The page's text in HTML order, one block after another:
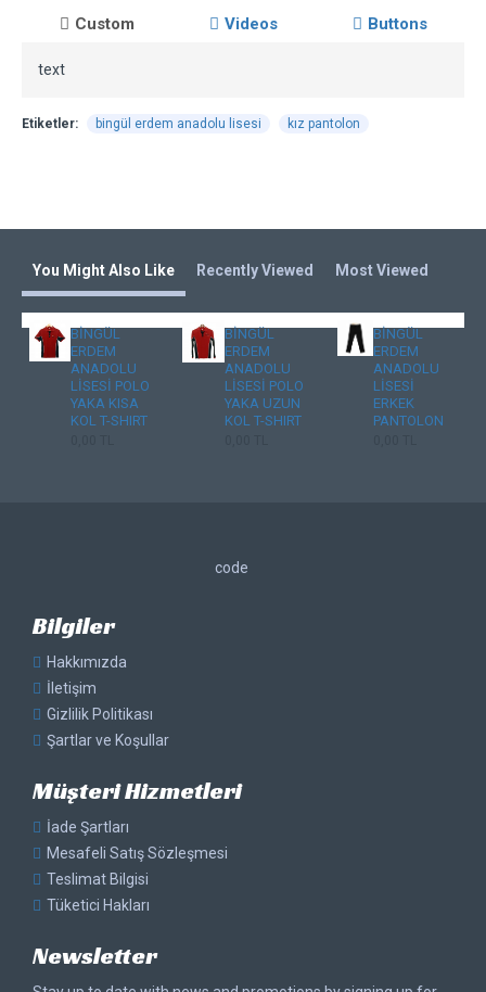
Custom Videos Buttons
text
Etiketler: bingül erdem anadolu lisesi kız pantolon
You Might Also Like Recently Viewed Most Viewed
BİNGÜL
ERDEM
ANADOLU
LİSESİ POLO
YAKA KISA
KOL T-SHIRT
BİNGÜL
ERDEM
ANADOLU
LİSESİ POLO
YAKA UZUN
KOL T-SHIRT
BİNGÜL
ERDEM
ANADOLU
LİSESİ
ERKEK
PANTOLON
code
Bilgiler
Hakkımızda
İletişim
Gizlilik Politikası
Şartlar ve Koşullar
Müşteri Hizmetleri
İade Şartları
Mesafeli Satış Sözleşmesi
Teslimat Bilgisi
Tüketici Hakları
Newsletter